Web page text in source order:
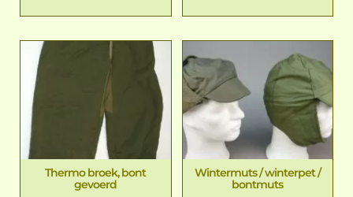
Thermo broek, bont
gevoerd
Wintermuts / winterpet /
bontmuts